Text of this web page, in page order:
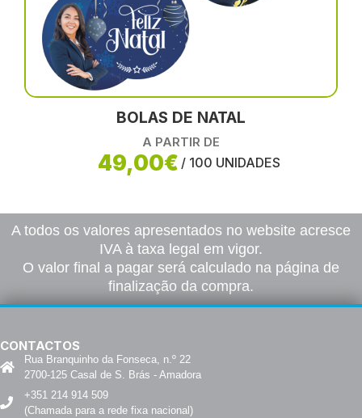
BOLAS DE NATAL
A PARTIR DE
49,00€ / 100 UNIDADES
A todos os valores apresentados no website acresce
IVA à taxa legal em vigor.
O valor final a pagar será calculado na página de
finalização da compra.
CONTACTOS
Rua Branquinho da Fonseca, n.º 22
2700-125 Casal de S. Brás - Amadora
+351 214 914 509
(Chamada para a rede fixa nacional)